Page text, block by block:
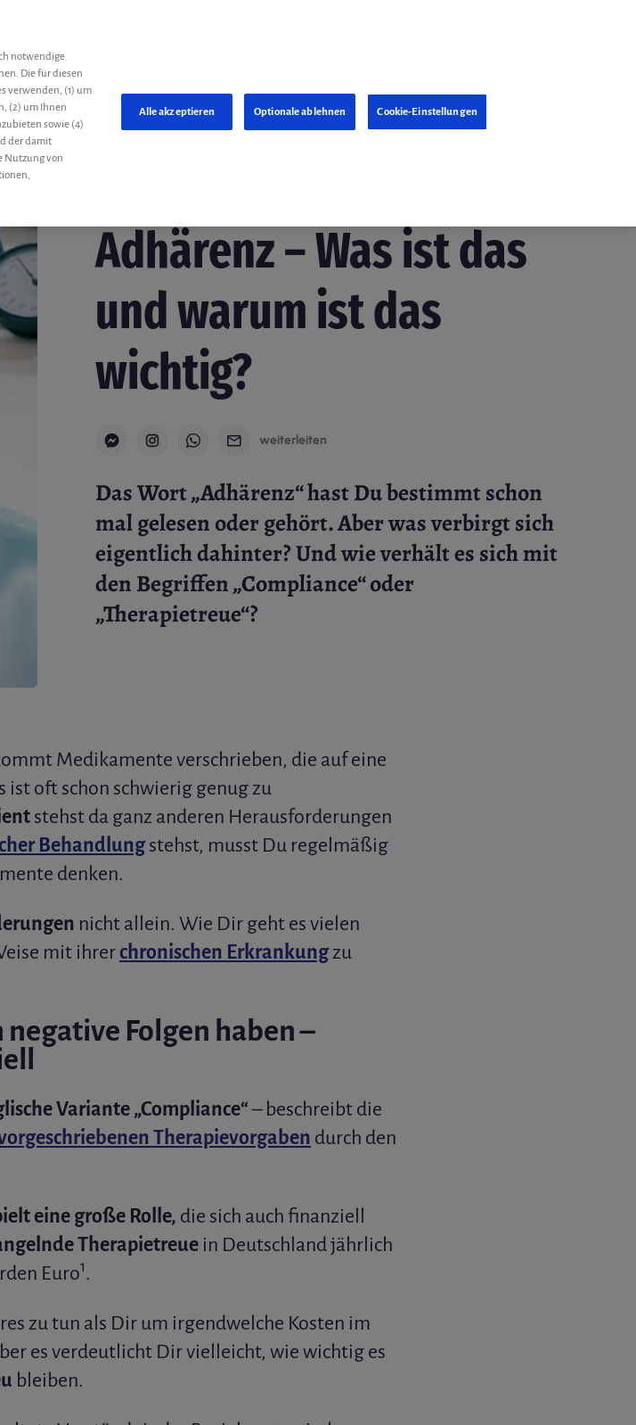
Adhärenz – Was ist das
und warum ist das
wichtig?
weiterleiten
Das Wort „Adhärenz“ hast Du bestimmt schon
mal gelesen oder gehört. Aber was verbirgt sich
eigentlich dahinter? Und wie verhält es sich mit
den Begriffen „Compliance“ oder
„Therapietreue“?
Medikamente verschrieben, die auf eine
ist oft schon schwierig genug zu
stehst da ganz anderen Herausforderungen
Behandlung stehst, musst Du regelmäßig
denken.
nicht allein. Wie Dir geht es vielen
mit ihrerchronischen Erkrankung zu
Folgen haben –
Variante „Compliance“– beschreibt die
Therapievorgaben durch den
eine große Rolle, die sich auch finanziell
Therapietreue in Deutschland jährlich
Euro1 .
zu tun als Dir um irgendwelche Kosten im
es verdeutlicht Dir vielleicht, wie wichtig es
bleiben.
notwendige
Die für diesen
verwenden, (1) um
(2) um Ihnen
sowie (4)
der damit
Nutzung von
Cookie-Einstellungen
Optionale ablehnen
Alle akzeptieren